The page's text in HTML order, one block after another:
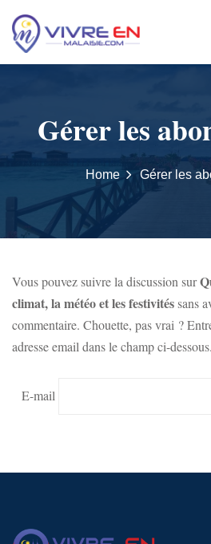
content
Gérer les
Home Gérer les
Vous pouvez suivre la discussion sur
climat, la météo et les festivitéssans
commentaire. Chouette, pas vrai ?
adresse email dans le champ ci-dessous.
E-mail